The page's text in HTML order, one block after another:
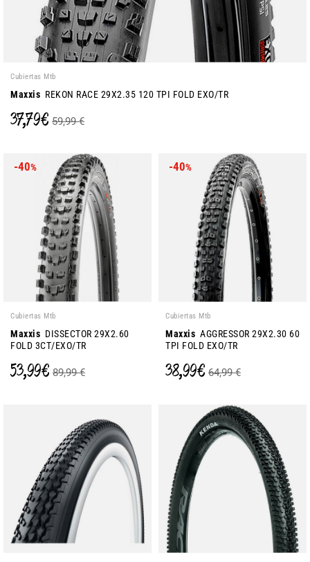
Cubiertas Mtb
Maxxis REKON RACE 29X2.35 120 TPI FOLD EXO/TR
37,79 € 59,99 €
-40%
Cubiertas Mtb
Maxxis DISSECTOR 29X2.60
FOLD 3CT/EXO/TR
53,99 € 89,99 €
-40%
Cubiertas Mtb
Maxxis AGGRESSOR 29X2.30 60
TPI FOLD EXO/TR
38,99 € 64,99 €